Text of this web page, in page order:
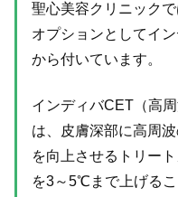
聖心美容クリニック
オプションとしてイ
から付いています。
インディバCET（高
は、皮膚深部に高周
を向上させるトリー
を3～5℃まで上げる